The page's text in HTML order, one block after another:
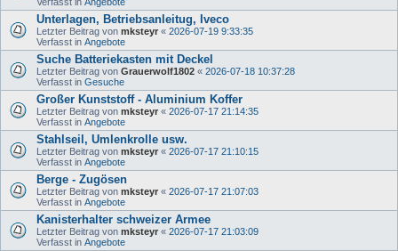
Unterlagen, Betriebsanleitug, Iveco
Letzter Beitrag von mksteyr « 2026-07-19 9:33:35
Verfasst in Angebote
Suche Batteriekasten mit Deckel
Letzter Beitrag von Grauerwolf1802 « 2026-07-18 10:37:28
Verfasst in Gesuche
Großer Kunststoff - Aluminium Koffer
Letzter Beitrag von mksteyr « 2026-07-17 21:14:35
Verfasst in Angebote
Stahlseil, Umlenkrolle usw.
Letzter Beitrag von mksteyr « 2026-07-17 21:10:15
Verfasst in Angebote
Berge - Zugösen
Letzter Beitrag von mksteyr « 2026-07-17 21:07:03
Verfasst in Angebote
Kanisterhalter schweizer Armee
Letzter Beitrag von mksteyr « 2026-07-17 21:03:09
Verfasst in Angebote